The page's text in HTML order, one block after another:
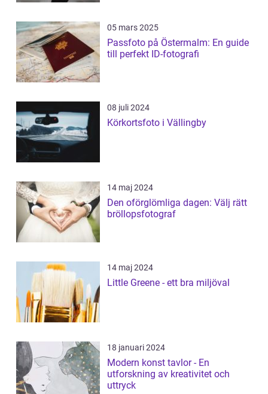
05 mars 2025
Passfoto på Östermalm: En guide
till perfekt ID-fotografi
08 juli 2024
Körkortsfoto i Vällingby
14 maj 2024
Den oförglömliga dagen: Välj rätt
bröllopsfotograf
14 maj 2024
Little Greene - ett bra miljöval
18 januari 2024
Modern konst tavlor - En
utforskning av kreativitet och
uttryck